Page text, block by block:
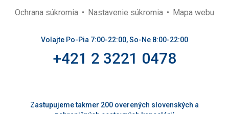
Ochrana súkromia Nastavenie súkromia Mapa webu
Volajte Po-Pia 7:00-22:00, So-Ne 8:00-22:00
+421 2 3221 0478
Zastupujeme takmer 200 overených slovenských a